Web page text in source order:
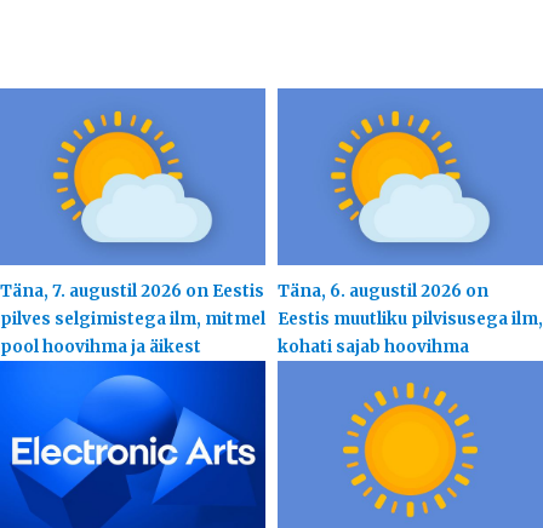
Täna, 7. augustil 2026 on Eestis
pilves selgimistega ilm, mitmel
pool hoovihma ja äikest
Täna, 6. augustil 2026 on
Eestis muutliku pilvisusega ilm,
kohati sajab hoovihma